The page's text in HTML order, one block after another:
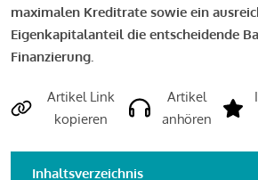
maximalen Kreditrate sowie ein
Eigenkapitalanteil die entscheidende
Finanzierung.
Artikel Link
kopieren
Artikel
anhören
Inhaltsverzeichnis